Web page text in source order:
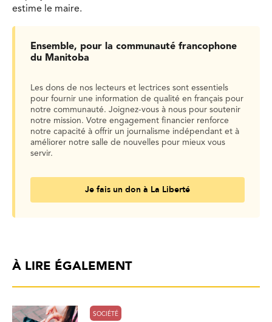
estime le maire.
Ensemble, pour la communauté francophone
du Manitoba
Les dons de nos lecteurs et lectrices sont essentiels
pour fournir une information de qualité en français pour
notre communauté. Joignez-vous à nous pour soutenir
notre mission. Votre engagement financier renforce
notre capacité à offrir un journalisme indépendant et à
améliorer notre salle de nouvelles pour mieux vous
servir.
Je fais un don à La Liberté
À LIRE ÉGALEMENT
SOCIÉTÉ